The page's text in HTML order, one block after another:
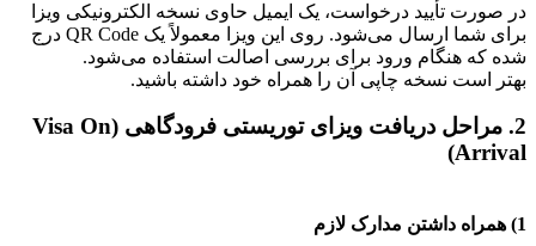
در صورت تأیید درخواست، یک ایمیل حاوی نسخه الکترونیکی ویزا
برای شما ارسال می‌شود. روی این ویزا معمولاً یک QR Code درج
شده که هنگام ورود برای بررسی اصالت استفاده می‌شود.
بهتر است نسخه چاپی آن را همراه خود داشته باشید.
2. مراحل دریافت ویزای توریستی فرودگاهی (Visa On
Arrival)
1) همراه داشتن مدارک لازم